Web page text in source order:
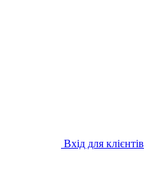
Вхід для клієнтів